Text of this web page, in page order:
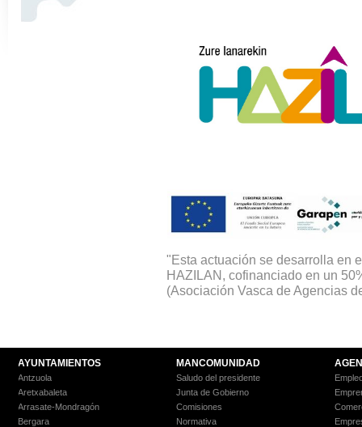
"Esta actuación se desarrolla en
HAZILAN, cofinanciado en un
(Asociación Vasca de Agencias
AYUNTAMIENTOS
Antzuola
Aretxabaleta
Arrasate-Mondragón
Bergara
MANCOMUNIDAD
Saludo del presidente
Junta de Gobierno
Comisiones
Normativa